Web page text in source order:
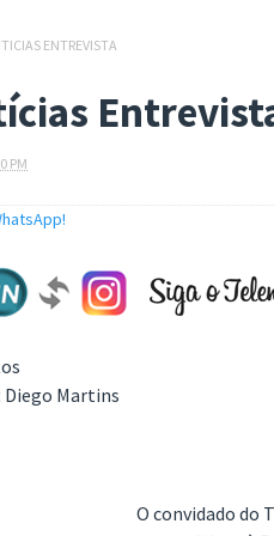
ENTREVISTA
PM
Diego Martins
O convidado do